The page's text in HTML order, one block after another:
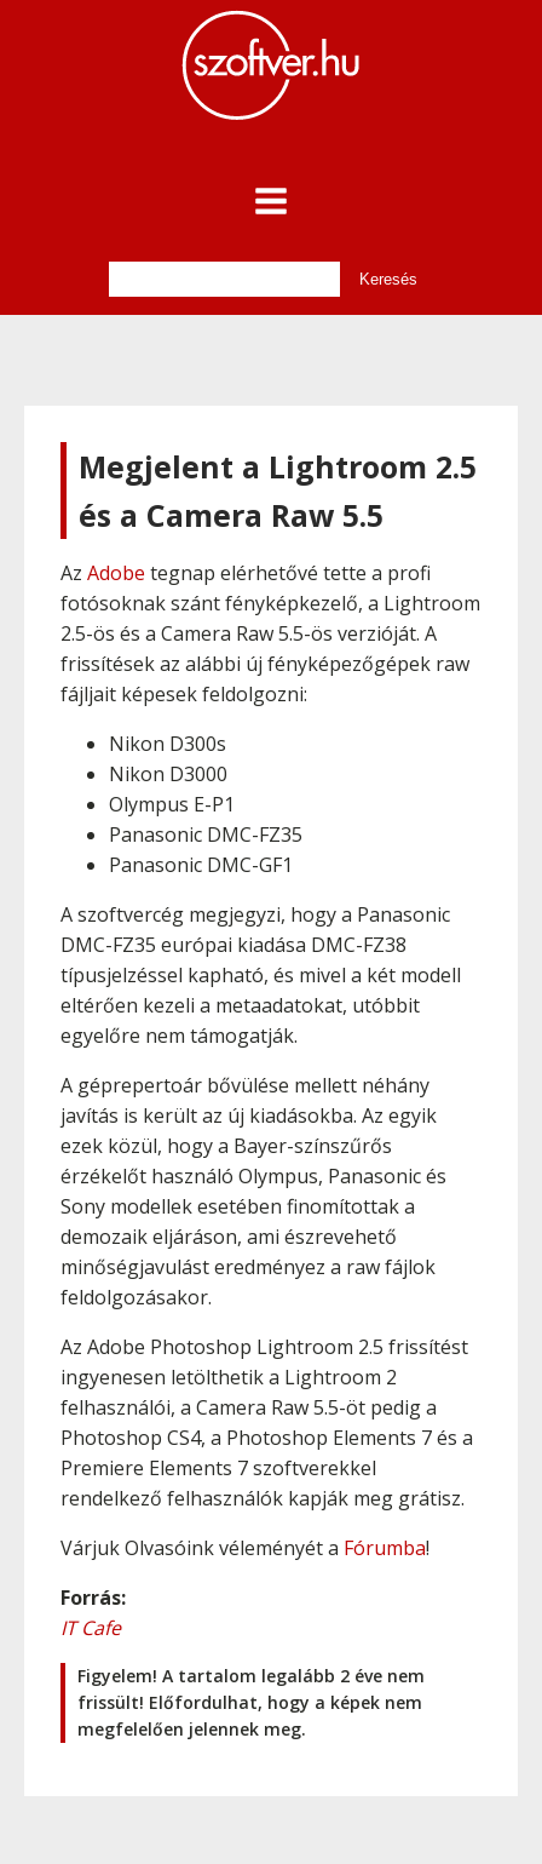
Megjelent a Lightroom 2.5
és a Camera Raw 5.5
­Az Adobe tegnap elérhetővé tette a profi
fotósoknak szánt fényképkezelő, a Lightroom
2.5-ös és a Camera Raw 5.5-ös verzióját. A
frissítések az alábbi új fényképezőgépek raw
fájljait képesek feldolgozni:
Nikon D300s
Nikon D3000
Olympus E-P1
Panasonic DMC-FZ35
Panasonic DMC-GF1
A szoftvercég megjegyzi, hogy a Panasonic
DMC-FZ35 európai kiadása DMC-FZ38
típusjelzéssel kapható, és mivel a két modell
eltérően kezeli a metaadatokat, utóbbit
egyelőre nem támogatják.
A géprepertoár bővülése mellett néhány
javítás is került az új kiadásokba. Az egyik
ezek közül, hogy a Bayer-színszűrős
érzékelőt használó Olympus, Panasonic és
Sony modellek esetében finomítottak a
demozaik eljáráson, ami észrevehető
minőségjavulást eredményez a raw fájlok
feldolgozásakor.
Az Adobe Photoshop Lightroom 2.5 frissítést
ingyenesen letölthetik a Lightroom 2
felhasználói, a Camera Raw 5.5-öt pedig a
Photoshop CS4, a Photoshop Elements 7 és a
Premiere Elements 7 szoftverekkel
rendelkező felhasználók kapják meg grátisz.
Várjuk Olvasóink véleményét a Fórumba!
Forrás:
IT Cafe
Figyelem! A tartalom legalább 2 éve nem
frissült! Előfordulhat, hogy a képek nem
megfelelően jelennek meg.